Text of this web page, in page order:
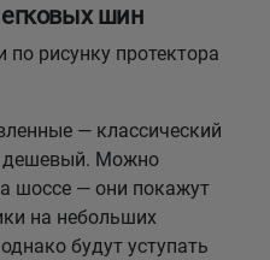
шин
рисунку протектора
— классический
дешевый. Можно
шоссе — они покажут
на небольших
будут уступать